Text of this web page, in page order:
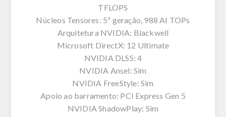
TFLOPS
Núcleos Tensores: 5ª geração, 988 AI TOPs
Arquitetura NVIDIA: Blackwell
Microsoft DirectX: 12 Ultimate
NVIDIA DLSS: 4
NVIDIA Ansel: Sim
NVIDIA FreeStyle: Sim
Apoio ao barramento: PCI Express Gen 5
NVIDIA ShadowPlay: Sim